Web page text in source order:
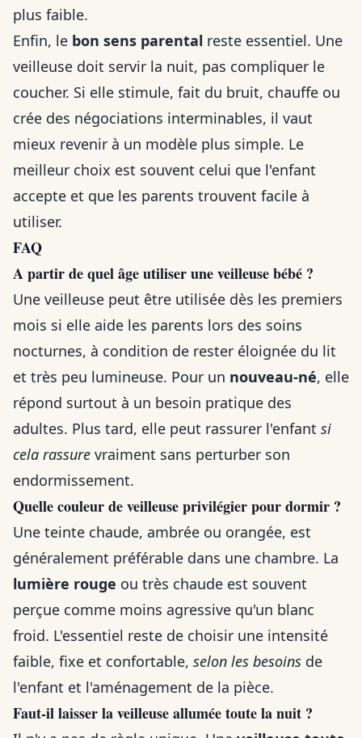
plus faible.
Enfin, le bon sens parental reste essentiel. Une
veilleuse doit servir la nuit, pas compliquer le
coucher. Si elle stimule, fait du bruit, chauffe ou
crée des négociations interminables, il vaut
mieux revenir à un modèle plus simple. Le
meilleur choix est souvent celui que l'enfant
accepte et que les parents trouvent facile à
utiliser.
FAQ
A partir de quel âge utiliser une veilleuse bébé ?
Une veilleuse peut être utilisée dès les premiers
mois si elle aide les parents lors des soins
nocturnes, à condition de rester éloignée du lit
et très peu lumineuse. Pour un nouveau-né, elle
répond surtout à un besoin pratique des
adultes. Plus tard, elle peut rassurer l'enfant si
cela rassure vraiment sans perturber son
endormissement.
Quelle couleur de veilleuse privilégier pour dormir ?
Une teinte chaude, ambrée ou orangée, est
généralement préférable dans une chambre. La
lumière rouge ou très chaude est souvent
perçue comme moins agressive qu'un blanc
froid. L'essentiel reste de choisir une intensité
faible, fixe et confortable, selon les besoins de
l'enfant et l'aménagement de la pièce.
Faut-il laisser la veilleuse allumée toute la nuit ?